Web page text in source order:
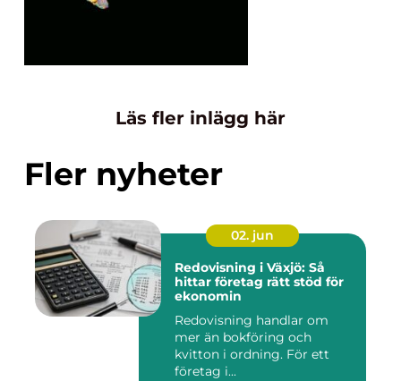
Läs fler inlägg här
Fler nyheter
02. jun
Redovisning i Växjö: Så
hittar företag rätt stöd för
ekonomin
Redovisning handlar om
mer än bokföring och
kvitton i ordning. För ett
företag i...